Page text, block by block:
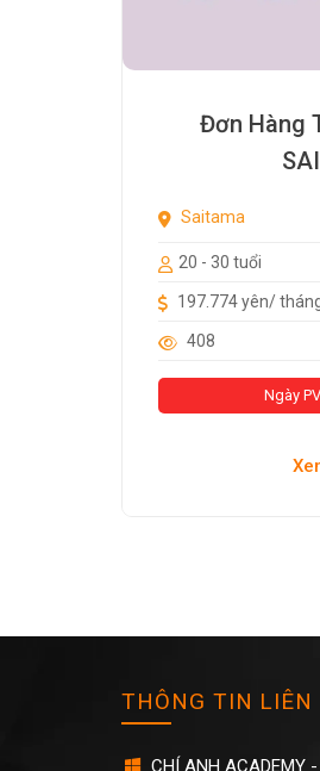
Đơn Hàng
Saitama
20 - 30 tuổi
197.774 yên/
408
Ngày
THÔNG TIN LIÊN
CHÍ ANH ACADEMY -